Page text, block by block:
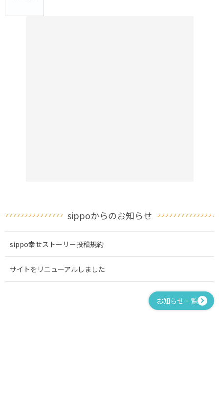
sippoからのお知らせ
sippo幸せストーリー投稿規約
サイトをリニューアルしました
お知らせ一覧